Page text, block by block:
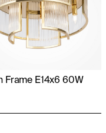
Frame E14x6 60W